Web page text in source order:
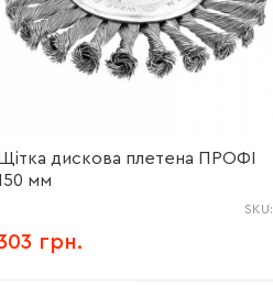
Щітка дискова плетена ПРОФІ
мм
SKU:
грн.